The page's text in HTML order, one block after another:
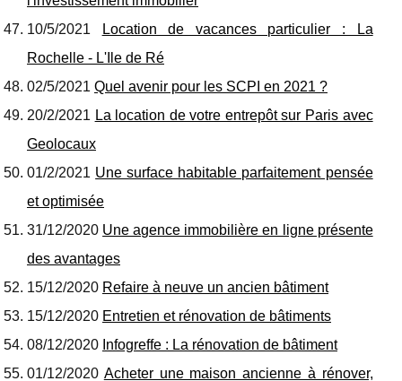
10/5/2021
Location de vacances particulier : La
Rochelle - L'Ile de Ré
02/5/2021 Quel avenir pour les SCPI en 2021 ?
20/2/2021 La location de votre entrepôt sur Paris avec
Geolocaux
01/2/2021 Une surface habitable parfaitement pensée
et optimisée
31/12/2020 Une agence immobilière en ligne présente
des avantages
15/12/2020 Refaire à neuve un ancien bâtiment
15/12/2020 Entretien et rénovation de bâtiments
08/12/2020 Infogreffe : La rénovation de bâtiment
01/12/2020 Acheter une maison ancienne à rénover,